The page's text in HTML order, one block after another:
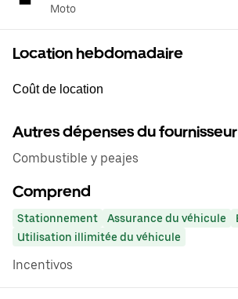
Moto
Location hebdomadaire
Coût de location
Autres dépenses du fournisseur
Combustible y peajes
Comprend
Stationnement Assurance du véhicule
Utilisation illimitée du véhicule
Incentivos